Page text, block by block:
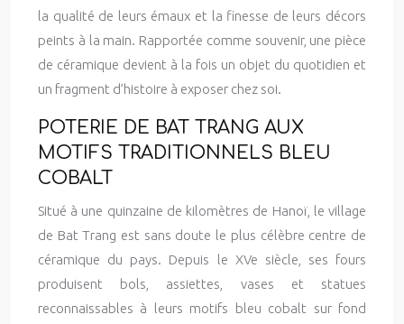
la qualité de leurs émaux et la finesse de leurs décors
peints à la main. Rapportée comme souvenir, une pièce
de céramique devient à la fois un objet du quotidien et
un fragment d’histoire à exposer chez soi.
POTERIE DE BAT TRANG AUX
MOTIFS TRADITIONNELS BLEU
COBALT
Situé à une quinzaine de kilomètres de Hanoï, le village
de Bat Trang est sans doute le plus célèbre centre de
céramique du pays. Depuis le XVe siècle, ses fours
produisent bols, assiettes, vases et statues
reconnaissables à leurs motifs bleu cobalt sur fond